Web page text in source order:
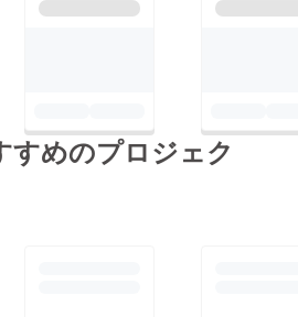
により少
すめのプロジェク